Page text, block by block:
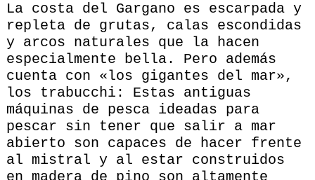
La costa del Gargano es escarpada y
repleta de grutas, calas escondidas
y arcos naturales que la hacen
especialmente bella. Pero además
cuenta con «los gigantes del mar»,
los trabucchi: Estas antiguas
máquinas de pesca ideadas para
pescar sin tener que salir a mar
abierto son capaces de hacer frente
al mistral y al estar construidos